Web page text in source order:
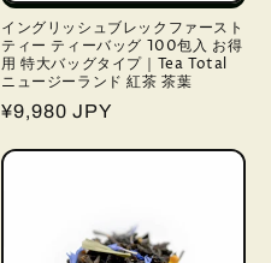
イングリッシュブレックファースト
ティー ティーバッグ 100包入 お得
用 特大バッグタイプ｜Tea Total
ニュージーランド 紅茶 茶葉
通
価
¥9,980 JPY